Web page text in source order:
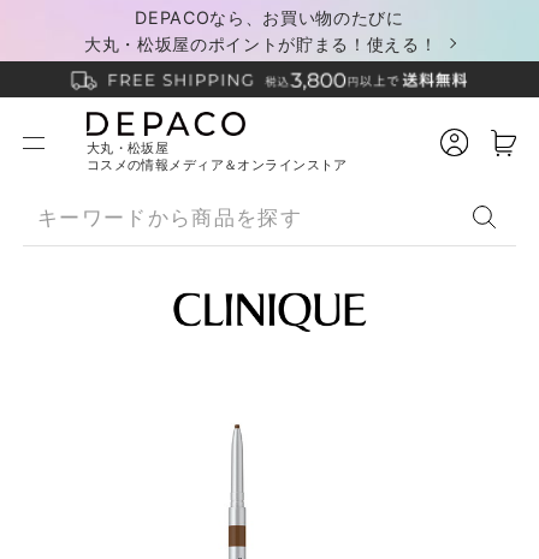
DEPACOなら、お買い物のたびに
大丸・松坂屋のポイントが貯まる！使える！
大丸・松坂屋
コスメの情報メディア＆オンラインストア